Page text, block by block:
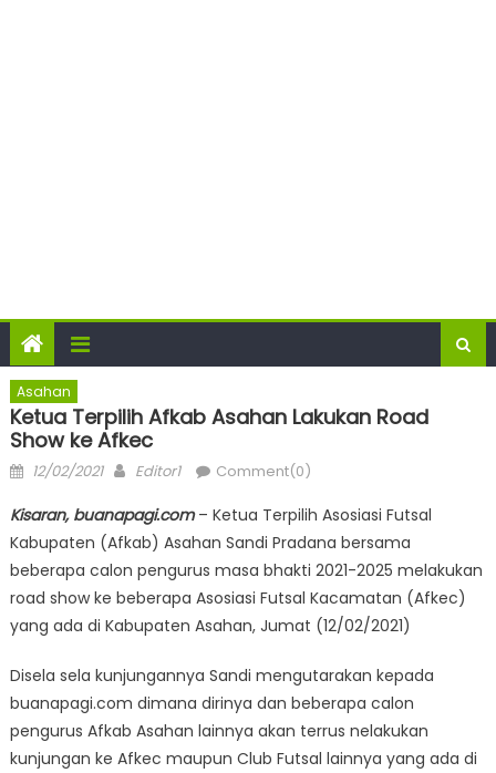
Asahan
Ketua Terpilih Afkab Asahan Lakukan Road
Show ke Afkec
Posted
12/02/2021 Author
Editor1 Comment(0)
Kisaran, buanapagi.com– Ketua Terpilih Asosiasi Futsal
Kabupaten (Afkab) Asahan Sandi Pradana bersama
beberapa calon pengurus masa bhakti 2021-2025 melakukan
road show ke beberapa Asosiasi Futsal Kacamatan (Afkec)
yang ada di Kabupaten Asahan, Jumat (12/02/2021)
Disela sela kunjungannya Sandi mengutarakan kepada
buanapagi.com dimana dirinya dan beberapa calon
pengurus Afkab Asahan lainnya akan terrus nelakukan
kunjungan ke Afkec maupun Club Futsal lainnya yang ada di